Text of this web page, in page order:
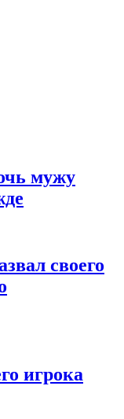
мужу
своего
игрока